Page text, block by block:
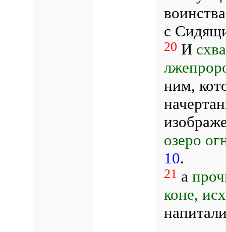
с
20 И
ним,
озеро
10.
21 а
коне,